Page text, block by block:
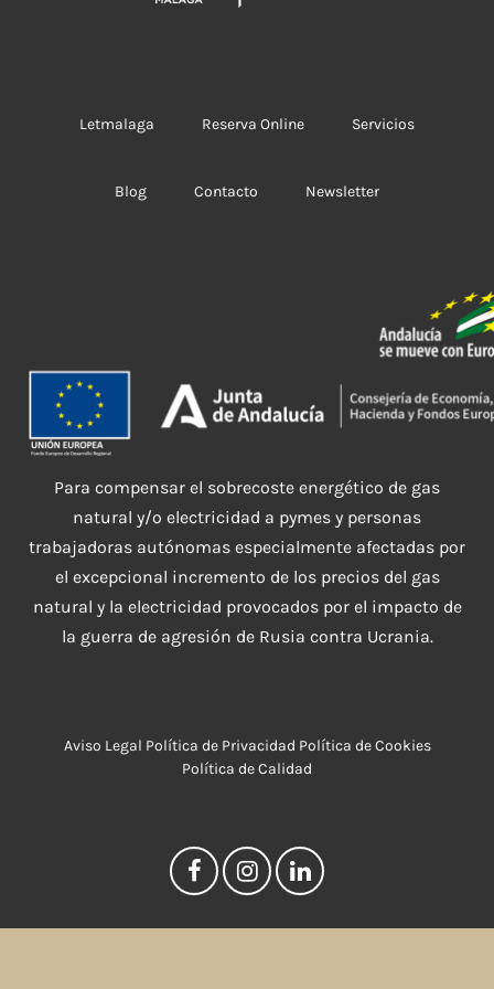
Letmalaga Reserva Online Servicios
Blog Contacto Newsletter
Para compensar el sobrecoste energético de gas
natural y/o electricidad a pymes y personas
trabajadoras autónomas especialmente afectadas por
el excepcional incremento de los precios del gas
natural y la electricidad provocados por el impacto de
la guerra de agresión de Rusia contra Ucrania.
Aviso Legal Política de Privacidad Política de Cookies
Política de Calidad